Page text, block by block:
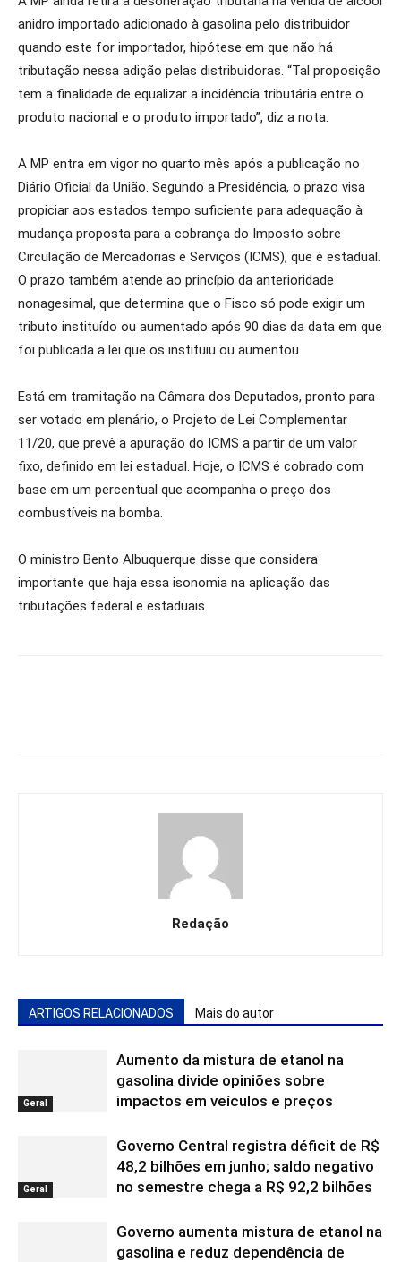
anidro importado adicionado à gasolina pelo distribuidor
quando este for importador, hipótese em que não há
tributação nessa adição pelas distribuidoras. “Tal proposição
tem a finalidade de equalizar a incidência tributária entre o
produto nacional e o produto importado”, diz a nota.
A MP entra em vigor no quarto mês após a publicação no
Diário Oficial da União. Segundo a Presidência, o prazo visa
propiciar aos estados tempo suficiente para adequação à
mudança proposta para a cobrança do Imposto sobre
Circulação de Mercadorias e Serviços (ICMS), que é estadual.
O prazo também atende ao princípio da anterioridade
nonagesimal, que determina que o Fisco só pode exigir um
tributo instituído ou aumentado após 90 dias da data em que
foi publicada a lei que os instituiu ou aumentou.
Está em tramitação na Câmara dos Deputados, pronto para
ser votado em plenário, o Projeto de Lei Complementar
11/20, que prevê a apuração do ICMS a partir de um valor
fixo, definido em lei estadual. Hoje, o ICMS é cobrado com
base em um percentual que acompanha o preço dos
combustíveis na bomba.
O ministro Bento Albuquerque disse que considera
importante que haja essa isonomia na aplicação das
tributações federal e estaduais.
Redação
ARTIGOS RELACIONADOS Mais do autor
Geral
Aumento da mistura de etanol na
gasolina divide opiniões sobre
impactos em veículos e preços
Geral
Governo Central registra déficit de R$
48,2 bilhões em junho; saldo negativo
no semestre chega a R$ 92,2 bilhões
Governo aumenta mistura de etanol na
gasolina e reduz dependência de